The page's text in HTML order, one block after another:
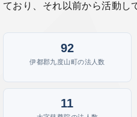
ており、それ以前から活動し
92
伊都郡九度山町の法人数
11